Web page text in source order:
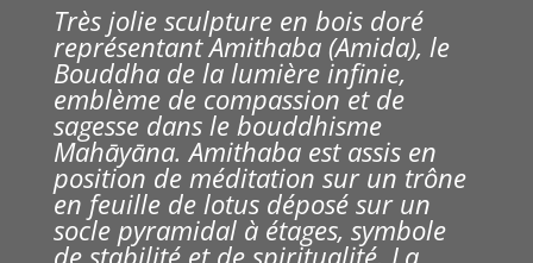
Très jolie sculpture en bois doré
représentant Amithaba (Amida), le
Bouddha de la lumière infinie,
emblème de compassion et de
sagesse dans le bouddhisme
Mahāyāna.Amithaba est assis en
position de méditation sur un trône
en feuille de lotus déposé sur un
socle pyramidal à étages, symbole
de stabilité et de spiritualité. La